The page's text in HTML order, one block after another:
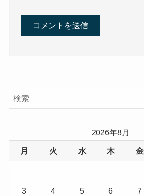
2026年8月
月 火 水 木 金
3 4 5 6 7